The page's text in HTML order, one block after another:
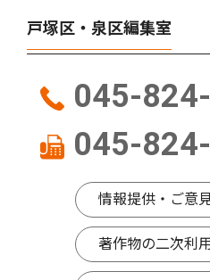
戸塚区・泉区編集室
045-
045-
情報提供・ご意
著作物の二次利